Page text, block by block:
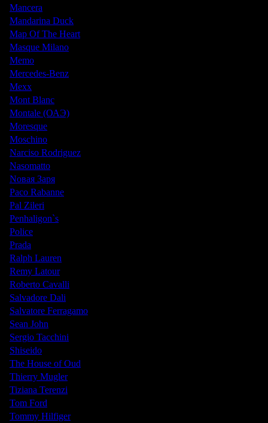
Mancera
Mandarina Duck
Map Of The Heart
Masque Milano
Memo
Mercedes-Benz
Mexx
Mont Blanc
Montale (ОАЭ)
Moresque
Moschino
Narciso Rodriguez
Nasomatto
Nовая Заря
Paco Rabanne
Pal Zileri
Penhaligon`s
Police
Prada
Ralph Lauren
Remy Latour
Roberto Cavalli
Salvadore Dali
Salvatore Ferragamo
Sean John
Sergio Tacchini
Shiseido
The House of Oud
Thierry Mugler
Tiziana Terenzi
Tom Ford
Tommy Hilfiger